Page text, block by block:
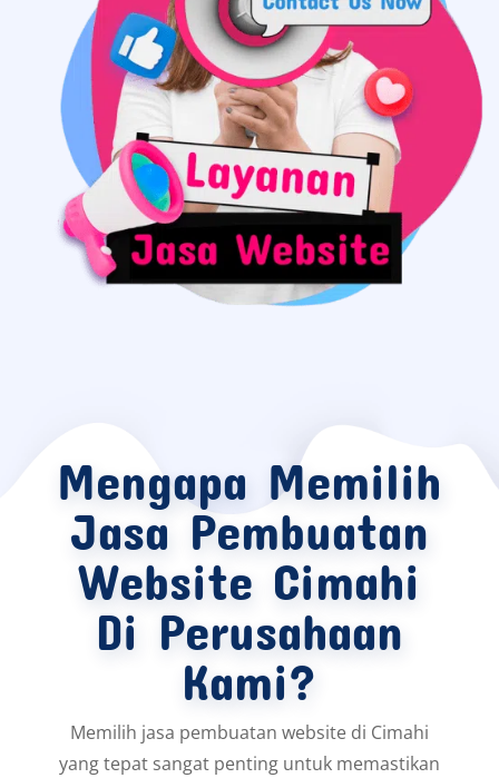
Mengapa Memilih
Jasa Pembuatan
Website Cimahi
Di Perusahaan
Kami?
Memilih jasa pembuatan website di Cimahi
yang tepat sangat penting untuk memastikan